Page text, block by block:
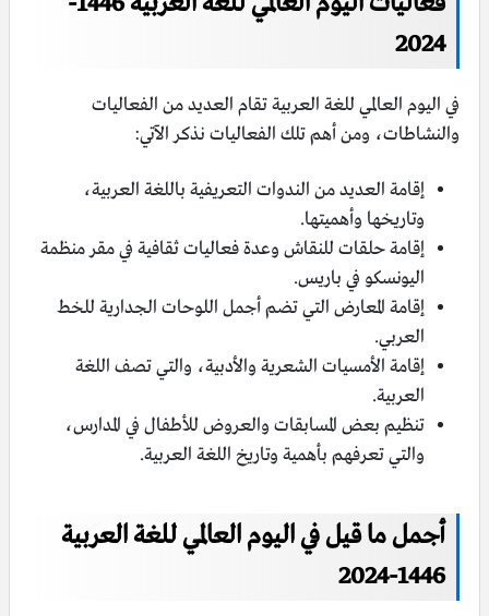
2024
في اليوم العالمي للغة العربية تقام العديد من الفعاليات
والنشاطات، ومن أهم تلك الفعاليات نذكر الآتي:
إقامة العديد من الندوات التعريفية باللغة العربية،
وتاريخها وأهميتها.
إقامة حلقات للنقاش وعدة فعاليات ثقافية في مقر منظمة
اليونسكو في باريس.
إقامة المعارض التي تضم أجمل اللوحات الجدارية للخط
العربي.
إقامة الأمسيات الشعرية والأدبية، والتي تصف اللغة
العربية.
تنظيم بعض المسابقات والعروض للأطفال في المدارس،
والتي تعرفهم بأهمية وتاريخ اللغة العربية.
أجمل ما قيل في اليوم العالمي للغة العربية
1446-2024